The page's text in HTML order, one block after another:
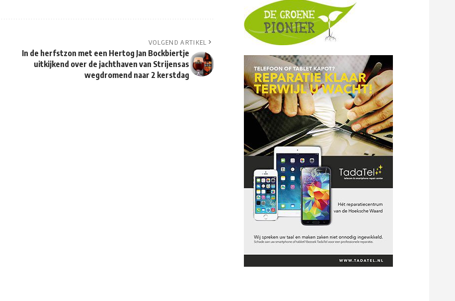
VOLGEND ARTIKEL
In de herfstzon met een Hertog Jan Bockbiertje
uitkijkend over de jachthaven van Strijensas
wegdromend naar 2 kerstdag